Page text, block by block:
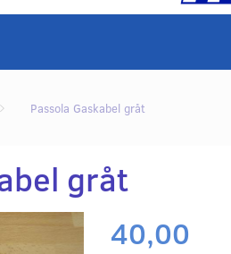
Passola Gaskabel gråt
gråt
40,00